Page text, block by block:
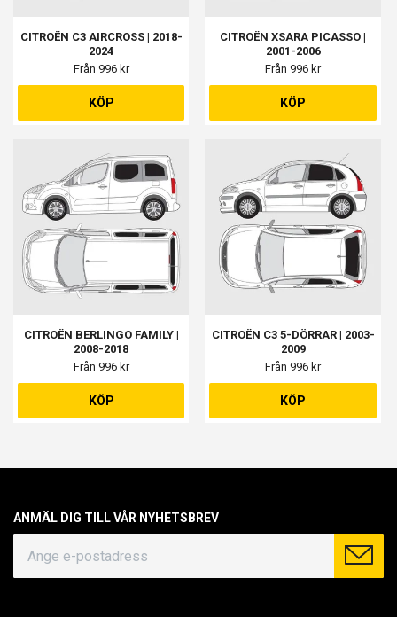
CITROËN C3 AIRCROSS | 2018-
2024
Från 996 kr
KÖP
CITROËN XSARA PICASSO |
2001-2006
Från 996 kr
KÖP
CITROËN BERLINGO FAMILY |
2008-2018
Från 996 kr
KÖP
CITROËN C3 5-DÖRRAR | 2003-
2009
Från 996 kr
KÖP
ANMÄL DIG TILL VÅR NYHETSBREV